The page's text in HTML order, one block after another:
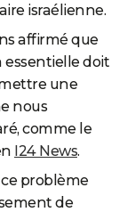
israélienne.
affirmé que
essentielle doit
une
nous
comme le
I24 News.
problème
de